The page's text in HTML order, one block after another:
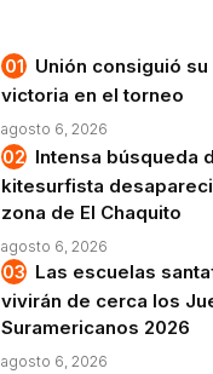
Unión consiguió
victoria en el torneo
agosto 6, 2026
Intensa búsqueda
kitesurfista
zona de El Chaquito
agosto 6, 2026
Las escuelas
vivirán de cerca los
Suramericanos 2026
agosto 6, 2026